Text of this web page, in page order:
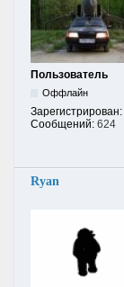
Пользователь
Оффлайн
Зарегистрирован:
Сообщений: 624
Ryan